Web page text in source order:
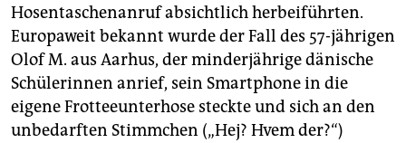
Hosentaschenanruf absichtlich herbeiführten.
Europaweit bekannt wurde der Fall des 57-jährigen
Olof M. aus Aarhus, der minderjährige dänische
Schülerinnen anrief, sein Smartphone in die
eigene Frotteeunterhose steckte und sich an den
unbedarften Stimmchen („Hej? Hvem der?“)